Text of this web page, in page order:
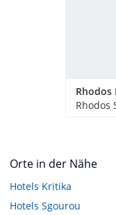
Rhodos
Orte in der Nähe
Hotels Kritika
Hotels Sgourou